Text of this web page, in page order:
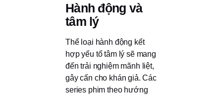
Hành động và
tâm lý
Thể loại hành động kết
hợp yếu tố tâm lý sẽ mang
đến trải nghiệm mãnh liệt,
gây cấn cho khán giả. Các
series phim theo hướng